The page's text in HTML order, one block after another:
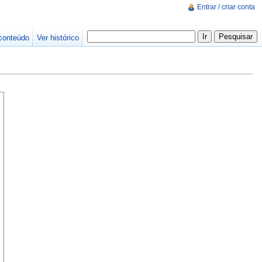
Entrar / criar conta
Ver histórico